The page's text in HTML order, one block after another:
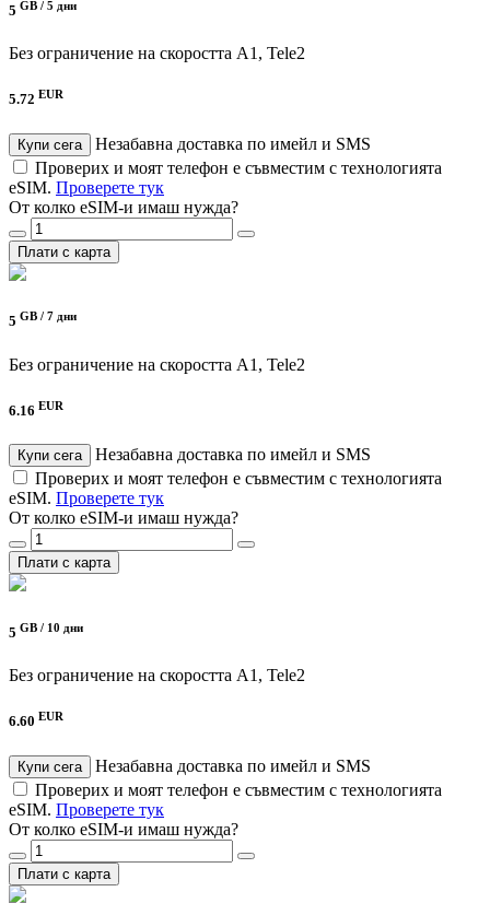
5 GB / 5 дни
Без ограничение на скоростта A1, Tele2
5.72 EUR
Купи сега
Незабавна доставка по имейл и SMS
Проверих и моят телефон е съвместим с технологията
eSIM. Проверете тук
От колко eSIM-и имаш нужда?
Плати с карта
5 GB / 7 дни
Без ограничение на скоростта A1, Tele2
6.16 EUR
Купи сега
Незабавна доставка по имейл и SMS
Проверих и моят телефон е съвместим с технологията
eSIM. Проверете тук
От колко eSIM-и имаш нужда?
Плати с карта
5 GB / 10 дни
Без ограничение на скоростта A1, Tele2
6.60 EUR
Купи сега
Незабавна доставка по имейл и SMS
Проверих и моят телефон е съвместим с технологията
eSIM. Проверете тук
От колко eSIM-и имаш нужда?
Плати с карта